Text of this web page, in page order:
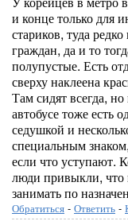
и конце только для
стариков, туда
граждан, да и то
полупустые. Есть
сверху наклеена
Там сидят всегда,
автобусе тоже есть
седушкой и
специальным
если что уступают.
люди привыкли, что
занимать по
Обратиться - Ответить -